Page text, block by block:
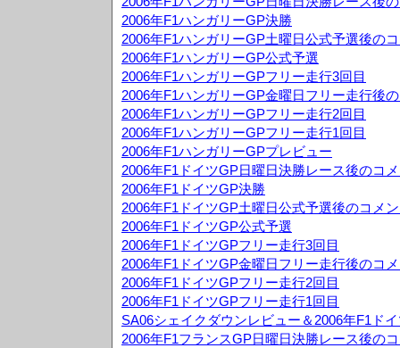
2006年F1ハンガリーGP決勝
2006年F1ハンガリーGP土曜日公式予選後の
2006年F1ハンガリーGP公式予選
2006年F1ハンガリーGPフリー走行3回目
2006年F1ハンガリーGP金曜日フリー走行後
2006年F1ハンガリーGPフリー走行2回目
2006年F1ハンガリーGPフリー走行1回目
2006年F1ハンガリーGPプレビュー
2006年F1ドイツGP日曜日決勝レース後のコ
2006年F1ドイツGP決勝
2006年F1ドイツGP土曜日公式予選後のコメ
2006年F1ドイツGP公式予選
2006年F1ドイツGPフリー走行3回目
2006年F1ドイツGP金曜日フリー走行後のコ
2006年F1ドイツGPフリー走行2回目
2006年F1ドイツGPフリー走行1回目
SA06シェイクダウンレビュー＆2006年F1ド
2006年F1フランスGP日曜日決勝レース後の